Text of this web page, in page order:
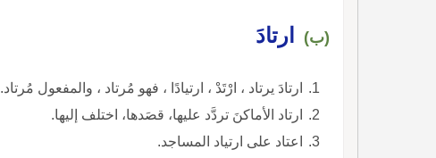
(ب) ارتادَ
ارتادَ يرتاد ، ارْتَدْ ، ارتيادًا ، فهو مُرتاد ، والمفعول مُرتاد.
ارتاد الأماكنَ تردَّد عليها، قصَدها، اختلف إليها.
اعتاد على ارتياد المساجد.